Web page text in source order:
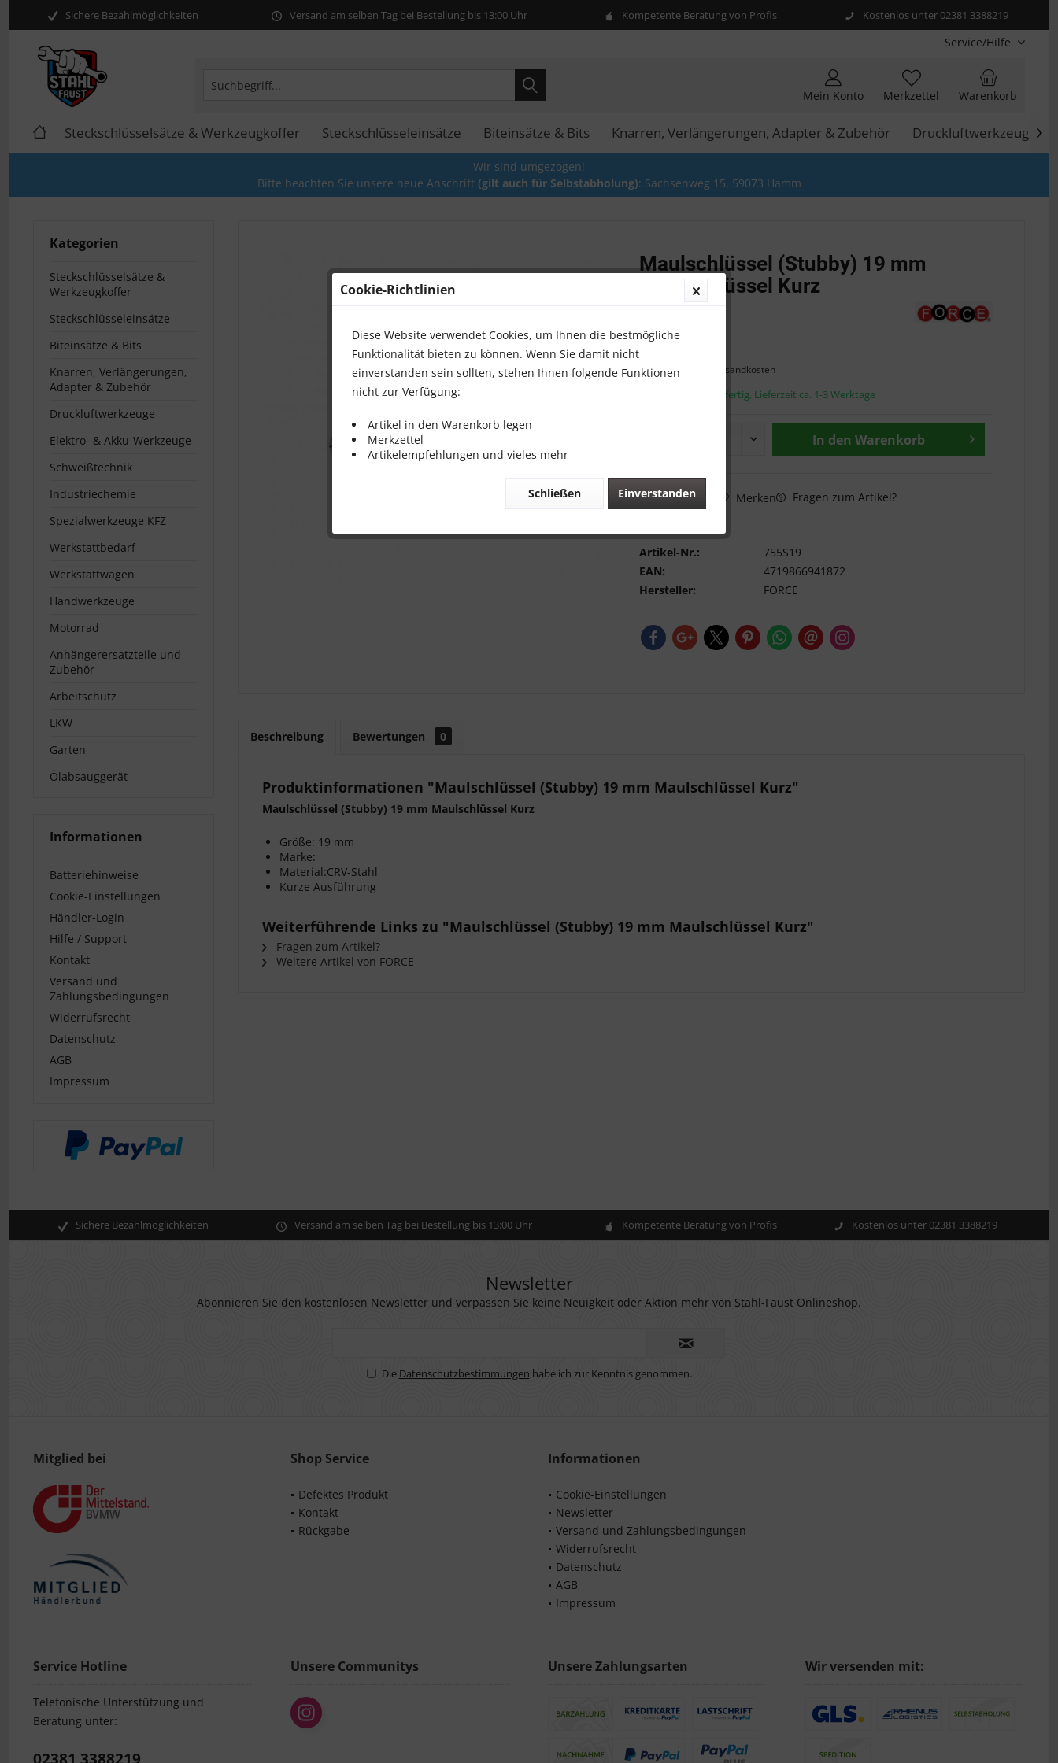
Sichere Bezahlmöglichkeiten Versand am selben Tag bei Bestellung bis 13:00 Uhr Kompetente Beratung von Profis Kostenlos unter 02381 3388219
Service/Hilfe
Warenkorb
Merkzettel
Mein Konto
Steckschlüsselsätze & Werkzeugkoffer Steckschlüsseleinsätze Biteinsätze & Bits Knarren, Verlängerungen, Adapter & Zubehör Druckluftwerkzeuge 
Wir sind umgezogen!
Bitte beachten Sie unsere neue Anschrift (gilt auch für Selbstabholung): Sachsenweg 15, 59073 Hamm
Kategorien
Steckschlüsselsätze &
Werkzeugkoffer
Steckschlüsseleinsätze
Biteinsätze & Bits
Knarren, Verlängerungen,
Adapter & Zubehör
Druckluftwerkzeuge
Elektro- & Akku-Werkzeuge
Schweißtechnik
Industriechemie
Spezialwerkzeuge KFZ
Werkstattbedarf
Werkstattwagen
Handwerkzeuge
Motorrad
Anhängerersatzteile und
Zubehör
Arbeitschutz
LKW
Garten
Ölabsauggerät
Informationen
Batteriehinweise
Cookie-Einstellungen
Händler-Login
Hilfe / Support
Kontakt
Versand und
Zahlungsbedingungen
Widerrufsrecht
Datenschutz
AGB
Impressum
Maulschlüssel (Stubby) 19 mm
Maulschlüssel Kurz
5,00 € *
Inhalt:
inkl. MwSt.
zzgl. Versandkosten
Sofort versandfertig, Lieferzeit ca. 1-3 Werktage
In den Warenkorb
Vergleichen Merken
Fragen zum Artikel?
Artikel-Nr.:
755S19
EAN:
4719866941872
Hersteller:
FORCE
Beschreibung Bewertungen 0
Produktinformationen "Maulschlüssel (Stubby) 19 mm Maulschlüssel Kurz"
Maulschlüssel (Stubby) 19 mm Maulschlüssel Kurz
Größe: 19 mm
Marke:
Material:CRV-Stahl
Kurze Ausführung
Weiterführende Links zu "Maulschlüssel (Stubby) 19 mm Maulschlüssel Kurz"
Fragen zum Artikel?
Weitere Artikel von FORCE
Sichere Bezahlmöglichkeiten Versand am selben Tag bei Bestellung bis 13:00 Uhr Kompetente Beratung von Profis Kostenlos unter 02381 3388219
Newsletter
Abonnieren Sie den kostenlosen Newsletter und verpassen Sie keine Neuigkeit oder Aktion mehr von Stahl-Faust Onlineshop.
Die Datenschutzbestimmungen habe ich zur Kenntnis genommen.
Mitglied bei Shop Service
Defektes Produkt
Kontakt
Rückgabe
Informationen
Cookie-Einstellungen
Newsletter
Versand und Zahlungsbedingungen
Widerrufsrecht
Datenschutz
AGB
Impressum
Service Hotline
Telefonische Unterstützung und
Beratung unter:
02381 3388219
Unsere Communitys Unsere Zahlungsarten Wir versenden mit:
Cookie-Richtlinien
Diese Website verwendet Cookies, um Ihnen die bestmögliche
Funktionalität bieten zu können. Wenn Sie damit nicht
einverstanden sein sollten, stehen Ihnen folgende Funktionen
nicht zur Verfügung:
Artikel in den Warenkorb legen
Merkzettel
Artikelempfehlungen und vieles mehr
Einverstanden
Schließen